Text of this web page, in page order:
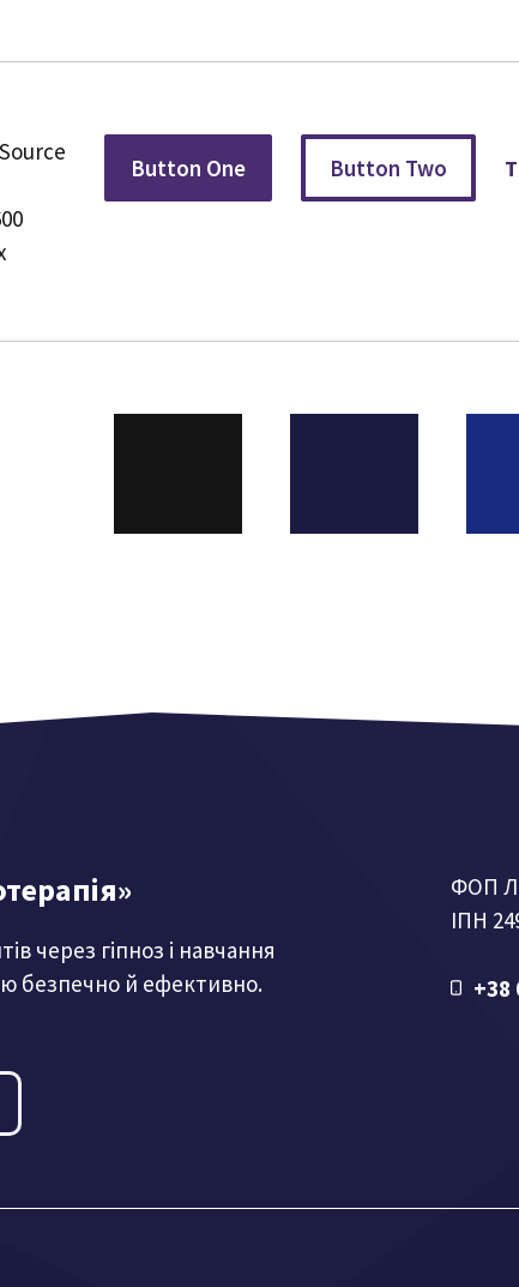
Button One Button Two
через гіпноз і навчання
безпечно й ефективно.
ФОП
ІПН
+38